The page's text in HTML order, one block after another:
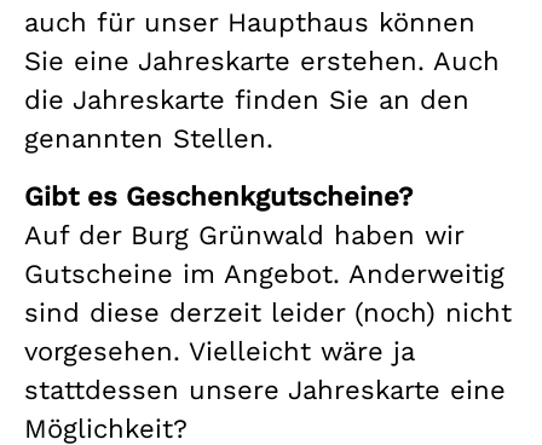
auch für unser Haupthaus können
Sie eine Jahreskarte erstehen. Auch
die Jahreskarte finden Sie an den
genannten Stellen.
Gibt es Geschenkgutscheine?
Auf der Burg Grünwald haben wir
Gutscheine im Angebot. Anderweitig
sind diese derzeit leider (noch) nicht
vorgesehen. Vielleicht wäre ja
stattdessen unsere Jahreskarte eine
Möglichkeit?